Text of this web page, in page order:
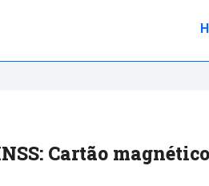
Cartão